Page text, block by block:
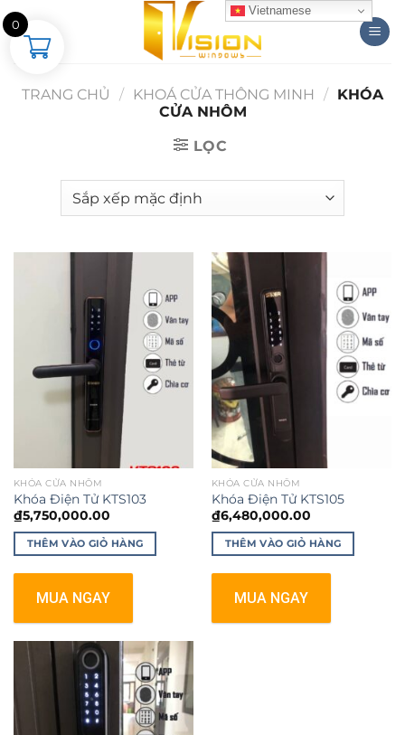
Skip
to
content
TRANG CHỦ / KHOÁ CỬA THÔNG MINH / KHÓA
CỬA NHÔM
LỌC
KHÓA CỬA NHÔM
Khóa Điện Tử KTS103
₫5,750,000.00
THÊM VÀO GIỎ HÀNG
MUA NGAY
KHÓA CỬA NHÔM
Khóa Điện Tử KTS105
₫6,480,000.00
THÊM VÀO GIỎ HÀNG
MUA NGAY
Vietnamese
0